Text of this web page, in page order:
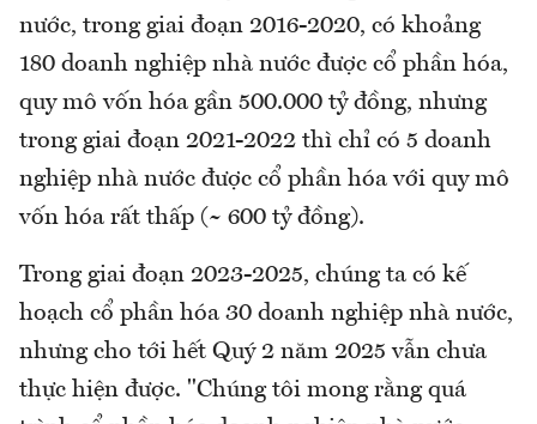
nước, trong giai đoạn 2016-2020, có khoảng
180 doanh nghiệp nhà nước được cổ phần hóa,
quy mô vốn hóa gần 500.000 tỷ đồng, nhưng
trong giai đoạn 2021-2022 thì chỉ có 5 doanh
nghiệp nhà nước được cổ phần hóa với quy mô
vốn hóa rất thấp (~ 600 tỷ đồng).
Trong giai đoạn 2023-2025, chúng ta có kế
hoạch cổ phần hóa 30 doanh nghiệp nhà nước,
nhưng cho tới hết Quý 2 năm 2025 vẫn chưa
thực hiện được. "Chúng tôi mong rằng quá